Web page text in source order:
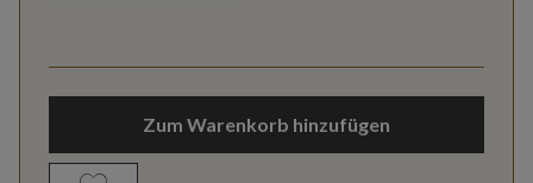
Zum Warenkorb hinzufügen